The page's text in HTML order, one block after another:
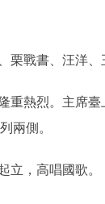
戰書、汪洋、
熱烈。主席臺
兩側。
，高唱國歌。